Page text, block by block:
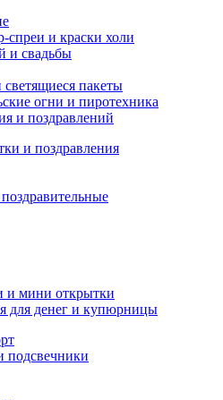
спреи и краски холи
и свадьбы
пакеты
огни и пиротехника
и поздравлений
и поздравления
и мини открытки
для денег и купюрницы
подсвечники